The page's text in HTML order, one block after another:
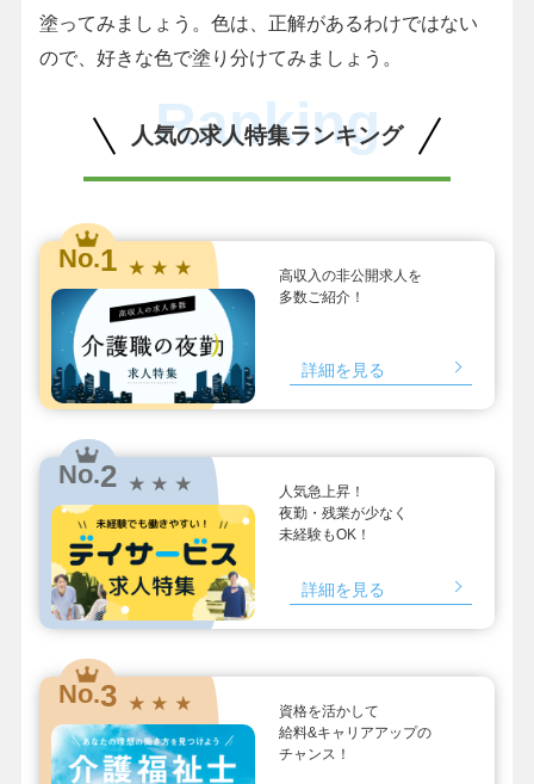
塗ってみましょう。色は、正解があるわけではない
ので、好きな色で塗り分けてみましょう。
人気の求人特集ランキング
Ranking
No.1 ★ ★ ★
高収入の非公開求人を
多数ご紹介！
詳細を見る
No.2 ★ ★ ★
人気急上昇！
夜勤・残業が少なく
未経験もOK！
詳細を見る
No.3 ★ ★ ★
資格を活かして
給料&キャリアアップの
チャンス！